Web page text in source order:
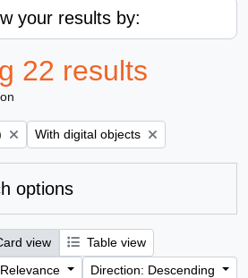
your results by:
22 results
Remove filter:
With digital objects
options
view
Table view
Direction: Descending